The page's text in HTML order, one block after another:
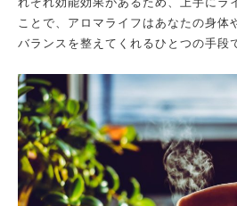
ことで、アロマライフはあなたの身体
バランスを整えてくれるひとつの手段